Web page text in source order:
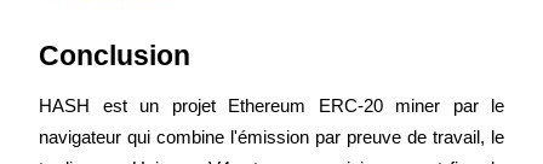
Conclusion
HASH est un projet Ethereum ERC-20 miner par le
navigateur qui combine l'émission par preuve de travail, le